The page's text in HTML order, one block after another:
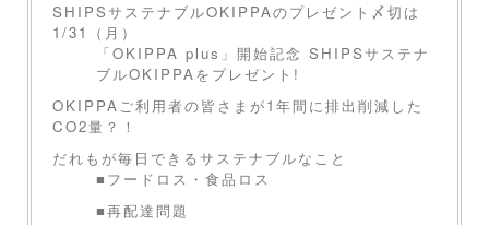
SHIPSサステナブルOKIPPAのプレゼント〆切は
1/31（月）
「OKIPPA plus」開始記念 SHIPSサステナ
ブルOKIPPAをプレゼント!
OKIPPAご利用者の皆さまが1年間に排出削減した
CO2量？！
だれもが毎日できるサステナブルなこと
■フードロス・食品ロス
■再配達問題